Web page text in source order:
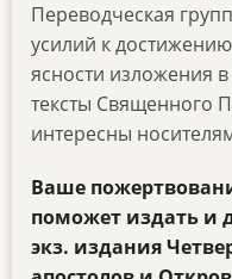
Переводческая
усилий к достижению
ясности изложения
тексты Священного
интересны
Ваше
поможет издать и
экз. издания